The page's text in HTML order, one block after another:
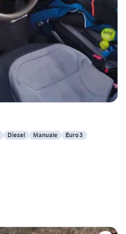
Diesel Manuale Euro 3